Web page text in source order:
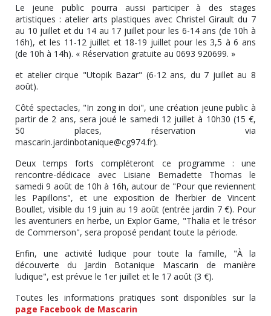
Le jeune public pourra aussi participer à des stages
artistiques : atelier arts plastiques avec Christel Girault du 7
au 10 juillet et du 14 au 17 juillet pour les 6-14 ans (de 10h à
16h), et les 11-12 juillet et 18-19 juillet pour les 3,5 à 6 ans
(de 10h à 14h). « Réservation gratuite au 0693 920699. »
et atelier cirque "Utopik Bazar" (6-12 ans, du 7 juillet au 8
août).
Côté spectacles, "In zong in doi", une création jeune public à
partir de 2 ans, sera joué le samedi 12 juillet à 10h30 (15 €,
50 places, réservation via
mascarin.jardinbotanique@cg974.fr).
Deux temps forts compléteront ce programme : une
rencontre-dédicace avec Lisiane Bernadette Thomas le
samedi 9 août de 10h à 16h, autour de "Pour que reviennent
les Papillons", et une exposition de l’herbier de Vincent
Boullet, visible du 19 juin au 19 août (entrée jardin 7 €). Pour
les aventuriers en herbe, un Explor Game, "Thalia et le trésor
de Commerson", sera proposé pendant toute la période.
Enfin, une activité ludique pour toute la famille, "À la
découverte du Jardin Botanique Mascarin de manière
ludique", est prévue le 1er juillet et le 17 août (3 €).
Toutes les informations pratiques sont disponibles sur la
page Facebook de Mascarin